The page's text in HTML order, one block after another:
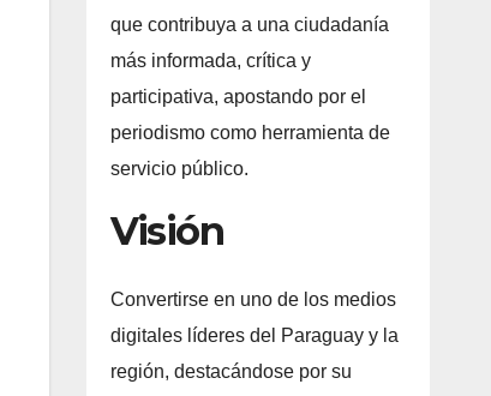
que contribuya a una ciudadanía
más informada, crítica y
participativa, apostando por el
periodismo como herramienta de
servicio público.
Visión
Convertirse en uno de los medios
digitales líderes del Paraguay y la
región, destacándose por su